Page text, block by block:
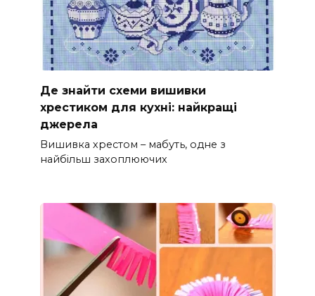
Де знайти схеми вишивки
хрестиком для кухні: найкращі
джерела
Вишивка хрестом – мабуть, одне з
найбільш захоплюючих